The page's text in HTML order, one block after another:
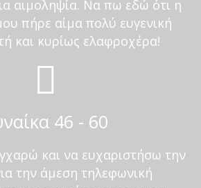
αιμοληψία. Να πω εδώ ότι η
πήρε αίμα πολύ ευγενική
και κυρίως ελαφροχέρα!
46 - 60
και να ευχαριστήσω την
την άμεση τηλεφωνική